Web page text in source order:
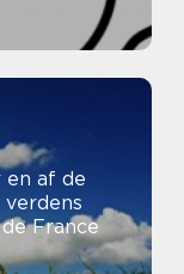
en af de
France